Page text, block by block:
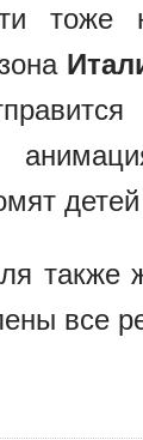
также
все